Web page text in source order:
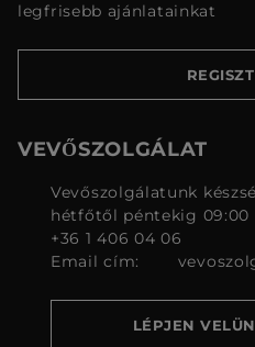
legfrisebb ajánlatainkat
VEVŐSZOLGÁLAT
Vevőszolgálatunk
hétfőtől péntekig 09:00
+36 1 406 04 06
Email cím:
LÉPJEN